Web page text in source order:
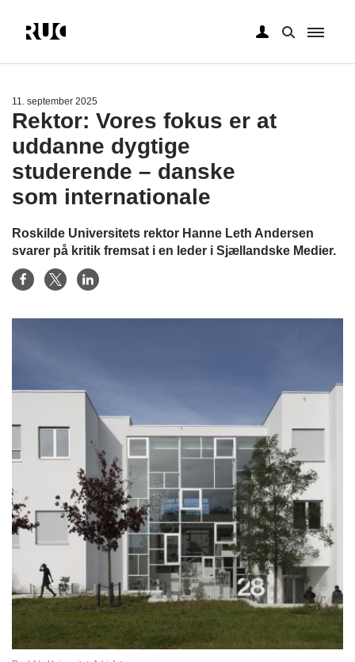
11. september 2025
Rektor: Vores fokus er at
uddanne dygtige
studerende – danske
som internationale
Roskilde Universitets rektor Hanne Leth Andersen
svarer på kritik fremsat i en leder i Sjællandske Medier.